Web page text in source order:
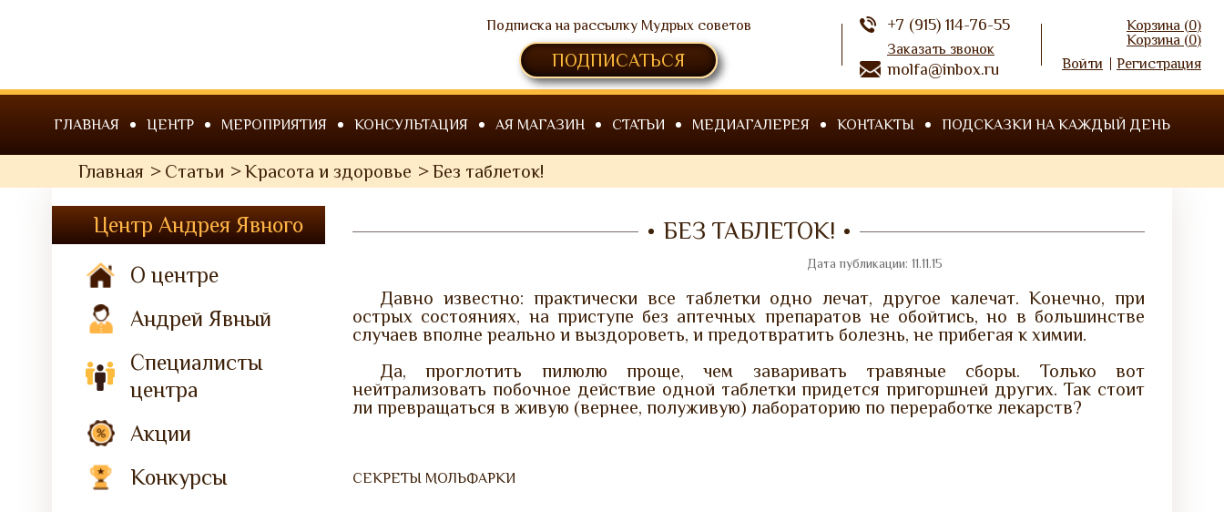
Подписка на рассылку Мудрых советов
ПОДПИСАТЬСЯ
+7 (915) 114-76-55
Заказать звонок
molfa@inbox.ru
Корзина (0)
Корзина (0)
Войти
Регистрация
ГЛАВНАЯ ЦЕНТР МЕРОПРИЯТИЯ КОНСУЛЬТАЦИЯ АЯ МАГАЗИН СТАТЬИ МЕДИАГАЛЕРЕЯ КОНТАКТЫ ПОДСКАЗКИ НА КАЖДЫЙ ДЕНЬ
Главная Статьи Красота и здоровье Без таблеток!
Центр Андрея Явного
О центре
Андрей Явный
Специалисты
центра
Акции
Конкурсы
БЕЗ ТАБЛЕТОК!
Дата публикации: 11.11.15
Давно известно: практически все таблетки одно лечат, другое калечат. Конечно, при
острых состояниях, на приступе без аптечных препаратов не обойтись, но в большинстве
случаев вполне реально и выздороветь, и предотвратить болезнь, не прибегая к химии.
Да, проглотить пилюлю проще, чем заваривать травяные сборы. Только вот
нейтрализовать побочное действие одной таблетки придется пригоршней других. Так стоит
ли превращаться в живую (вернее, полуживую) лабораторию по переработке лекарств?
СЕКРЕТЫ МОЛЬФАРКИ